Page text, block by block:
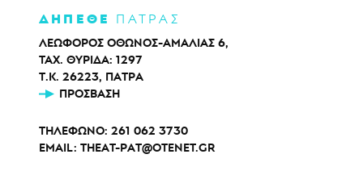
ΔΗΠΕΘΕ ΠΑΤΡΑΣ
ΛΕΩΦΟΡΟΣ ΟΘΩΝΟΣ-ΑΜΑΛΙΑΣ 6,
ΤΑΧ. ΘΥΡΙΔΑ: 1297
Τ.Κ. 26223, ΠΑΤΡΑ
ΠΡΌΣΒΑΣΗ
ΤΗΛΕΦΩΝΟ: 261 062 3730
EMAIL: THEAT-PAT@OTENET.GR